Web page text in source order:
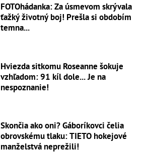
FOTOhádanka: Za úsmevom skrývala
ťažký životný boj! Prešla si obdobím
temna...
Hviezda sitkomu Roseanne šokuje
vzhľadom: 91 kíl dole... Je na
nespoznanie!
Skončia ako oni? Gáboríkovci čelia
obrovskému tlaku: TIETO hokejové
manželstvá neprežili!